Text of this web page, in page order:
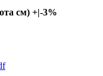
см) +|-3%